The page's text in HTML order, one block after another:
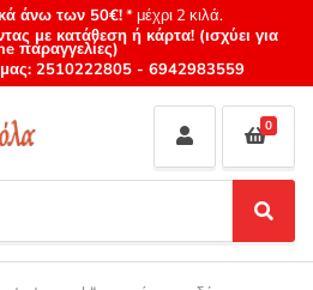
άνω των 50€!* μέχρι 2 κιλά.
με κατάθεση ή κάρτα! (ισχύει για
παραγγελίες)
2510222805 - 6942983559
S
e
a
0